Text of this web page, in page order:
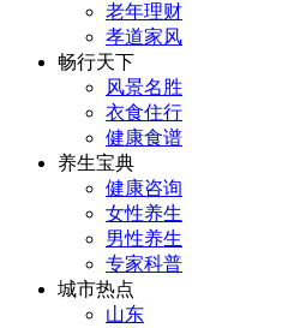
老年理财
孝道家风
畅行天下
风景名胜
衣食住行
健康食谱
养生宝典
健康咨询
女性养生
男性养生
专家科普
城市热点
山东